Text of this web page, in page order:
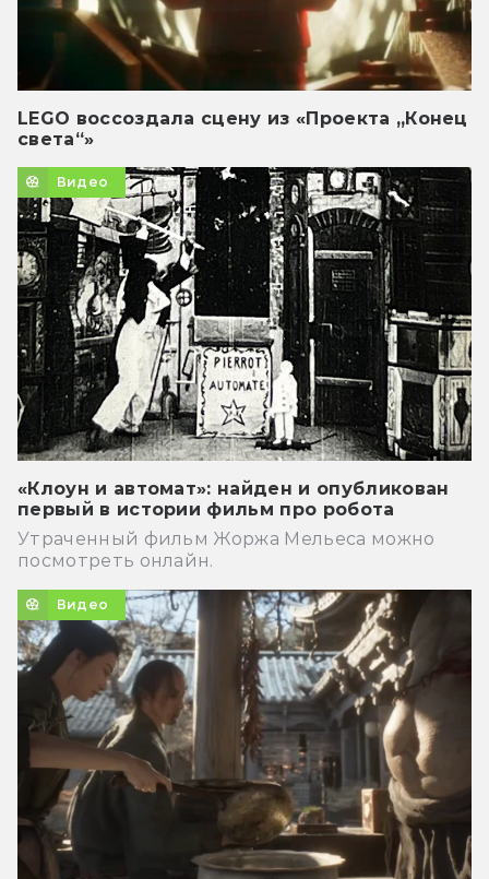
LEGO воссоздала сцену из «Проекта „Конец
света“»
Видео
«Клоун и автомат»: найден и опубликован
первый в истории фильм про робота
Утраченный фильм Жоржа Мельеса можно
посмотреть онлайн.
Видео